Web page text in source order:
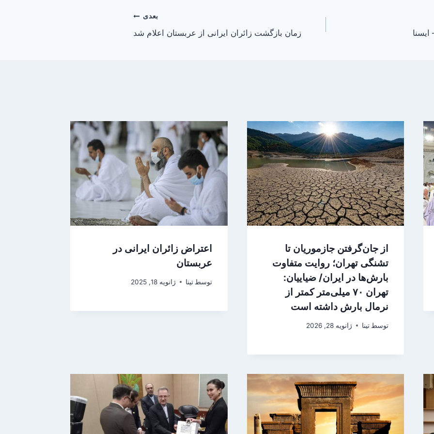
بعدی
زمان بازگشت زائران ایرانی از عربستان اعلام شد
از جان‌گرفتن جازموریان تا
تشنگی تهران؛ روایت متفاوت
بارش‌ها در ایران/ ضیاییان:
تهران ۷۰ میلی‌متر کمتر از
نرمال بارش داشته است
توسط تینا ژانویه 28, 2026
اعتراض زائران ایرانی در
عربستان
توسط تینا ژانویه 18, 2025